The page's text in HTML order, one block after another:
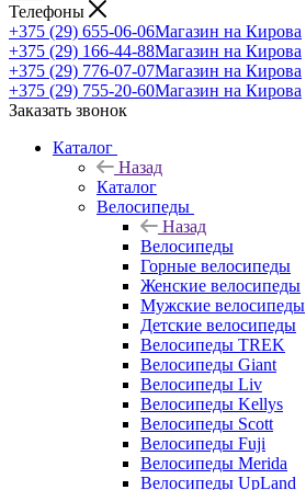
Телефоны
+375 (29) 655-06-06Магазин на Кирова
+375 (29) 166-44-88Магазин на Кирова
+375 (29) 776-07-07Магазин на Кирова
+375 (29) 755-20-60Магазин на Кирова
Заказать звонок
Каталог
Назад
Каталог
Велосипеды
Назад
Велосипеды
Горные велосипеды
Женские велосипеды
Мужские велосипеды
Детские велосипеды
Велосипеды TREK
Велосипеды Giant
Велосипеды Liv
Велосипеды Kellys
Велосипеды Scott
Велосипеды Fuji
Велосипеды Merida
Велосипеды UpLand